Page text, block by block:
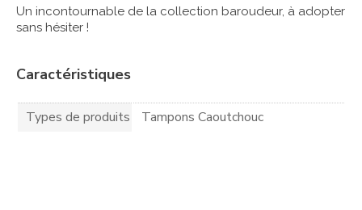
Un incontournable de la collection baroudeur, à adopter
sans hésiter !
Caractéristiques
Types de produits Tampons Caoutchouc